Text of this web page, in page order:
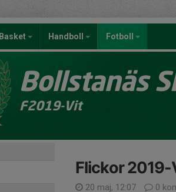
Basket Handboll Fotboll
Bollstanäs
F2019-Vit
Flickor
20 maj, 12:07 0